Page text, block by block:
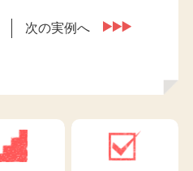
次の実例へ